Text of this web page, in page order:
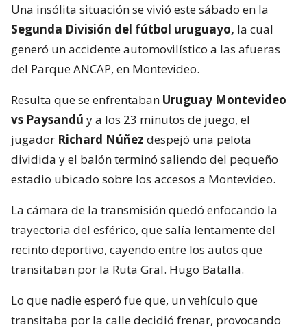
Una insólita situación se vivió este sábado en la
Segunda División del fútbol uruguayo, la cual
generó un accidente automovilístico a las afueras
del Parque ANCAP, en Montevideo.
Resulta que se enfrentaban Uruguay Montevideo
vs Paysandú y a los 23 minutos de juego, el
jugador Richard Núñez despejó una pelota
dividida y el balón terminó saliendo del pequeño
estadio ubicado sobre los accesos a Montevideo.
La cámara de la transmisión quedó enfocando la
trayectoria del esférico, que salía lentamente del
recinto deportivo, cayendo entre los autos que
transitaban por la Ruta Gral. Hugo Batalla.
Lo que nadie esperó fue que, un vehículo que
transitaba por la calle decidió frenar, provocando